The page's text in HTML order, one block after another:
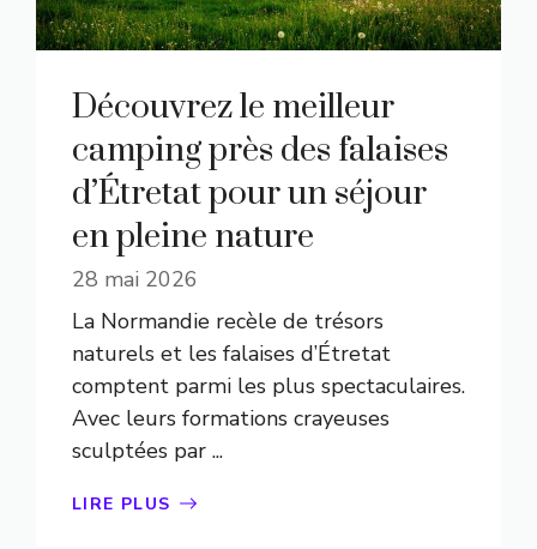
Découvrez le meilleur
camping près des falaises
d’Étretat pour un séjour
en pleine nature
28 mai 2026
La Normandie recèle de trésors
naturels et les falaises d’Étretat
comptent parmi les plus spectaculaires.
Avec leurs formations crayeuses
sculptées par ...
LIRE PLUS